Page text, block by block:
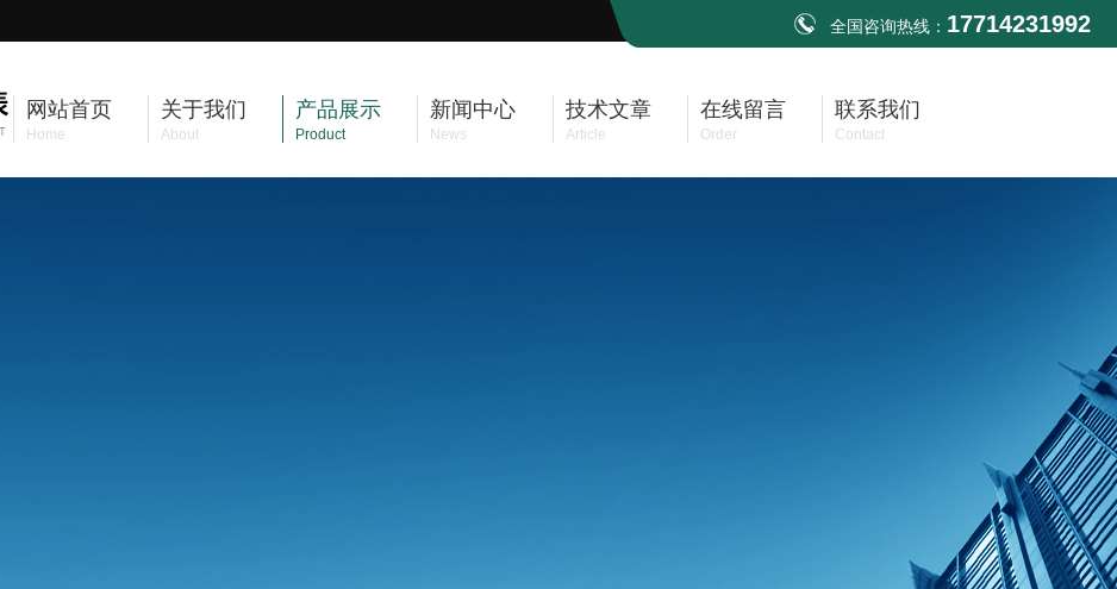
全国咨询热线： 17714231992
网站首页
Home
关于我们
About
产品展示
Product
新闻中心
News
技术文章
Article
在线留言
Order
联系我们
Contact